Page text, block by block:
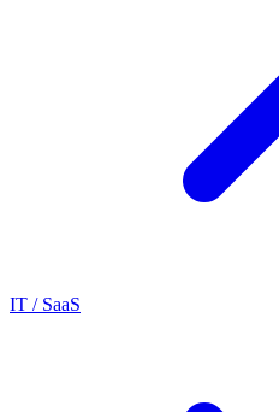
IT / SaaS